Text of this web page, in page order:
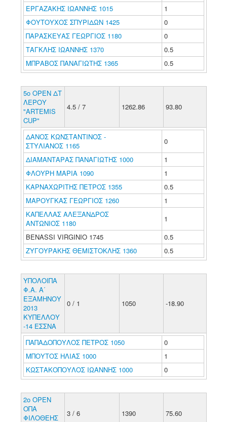
ΕΡΓΑΖΑΚΗΣ ΙΩΑΝΝΗΣ 1015
1
ΦΟΥΤΟΥΧΟΣ ΣΠΥΡΙΔΩΝ 1425
0
ΠΑΡΑΣΚΕΥΑΣ ΓΕΩΡΓΙΟΣ 1180
0
ΤΑΓΚΛΗΣ ΙΩΑΝΝΗΣ 1370
0.5
ΜΠΡΑΒΟΣ ΠΑΝΑΓΙΩΤΗΣ 1365
0.5
5ο ΟΡΕΝ ΔΤ
ΛΕΡΟΥ
"ARTEMIS
CUP"
4.5 / 7 1262.86 93.80
ΔΑΝΟΣ ΚΩΝΣΤΑΝΤΙΝΟΣ -
ΣΤΥΛΙΑΝΟΣ 1165
0
ΔΙΑΜΑΝΤΑΡΑΣ ΠΑΝΑΓΙΩΤΗΣ 1000
1
ΦΛΟΥΡΗ ΜΑΡΙΑ 1090
1
ΚΑΡΝΑΧΩΡΙΤΗΣ ΠΕΤΡΟΣ 1355
0.5
ΜΑΡΟΥΓΚΑΣ ΓΕΩΡΓΙΟΣ 1260
1
ΚΑΠΕΛΛΑΣ ΑΛΕΞΑΝΔΡΟΣ
ΑΝΤΩΝΙΟΣ 1180
1
BENASSI VIRGINIO 1745
0.5
ΖΥΓΟΥΡΑΚΗΣ ΘΕΜΙΣΤΟΚΛΗΣ 1360
0.5
ΥΠΟΛΟΙΠΑ
Φ.Α. Α΄
ΕΞΑΜΗΝΟΥ
2013
ΚΥΠΕΛΛΟΥ
-14 ΕΣΣΝΑ
0 / 1 1050 -18.90
ΠΑΠΑΔΟΠΟΥΛΟΣ ΠΕΤΡΟΣ 1050
0
ΜΠΟΥΤΟΣ ΗΛΙΑΣ 1000
1
ΚΩΣΤΑΚΟΠΟΥΛΟΣ ΙΩΑΝΝΗΣ 1000
0
2ο ΟΡΕΝ
ΟΠΑ
ΦΙΛΟΘΕΗΣ
3 / 6 1390 75.60